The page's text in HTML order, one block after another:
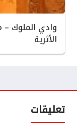
وادي الملوك –
الأثرية
تعليقات